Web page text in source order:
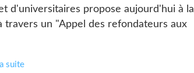
d'universitaires propose aujourd'hui à la
travers un "Appel des refondateurs aux
suite